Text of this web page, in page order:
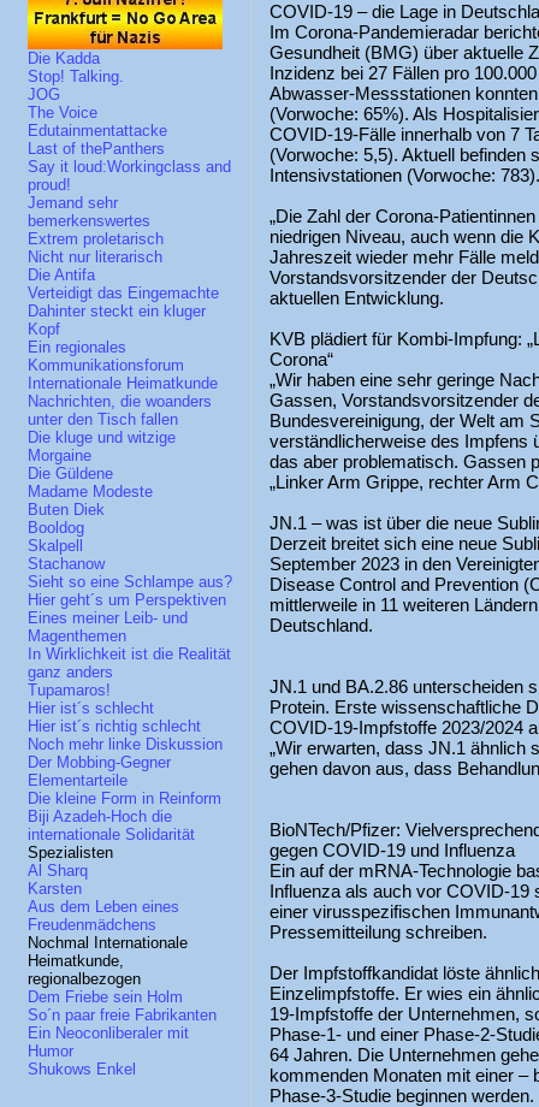
Die Kadda
Stop! Talking.
JOG
The Voice
Edutainmentattacke
Last of thePanthers
Say it loud:Workingclass and
proud!
Jemand sehr
bemerkenswertes
Extrem proletarisch
Nicht nur literarisch
Die Antifa
Verteidigt das Eingemachte
Dahinter steckt ein kluger
Kopf
Ein regionales
Kommunikationsforum
Internationale Heimatkunde
Nachrichten, die woanders
unter den Tisch fallen
Die kluge und witzige
Morgaine
Die Güldene
Madame Modeste
Buten Diek
Booldog
Skalpell
Stachanow
Sieht so eine Schlampe aus?
Hier geht´s um Perspektiven
Eines meiner Leib- und
Magenthemen
In Wirklichkeit ist die Realität
ganz anders
Tupamaros!
Hier ist´s schlecht
Hier ist´s richtig schlecht
Noch mehr linke Diskussion
Der Mobbing-Gegner
Elementarteile
Die kleine Form in Reinform
Biji Azadeh-Hoch die
internationale Solidarität
Spezialisten
Al Sharq
Karsten
Aus dem Leben eines
Freudenmädchens
Nochmal Internationale
Heimatkunde,
regionalbezogen
Dem Friebe sein Holm
So´n paar freie Fabrikanten
Ein Neoconliberaler mit
Humor
Shukows Enkel
COVID-19 – die Lage in
Im Corona-Pandemieradar
Gesundheit (BMG) über aktuelle
Inzidenz bei 27 Fällen pro
Abwasser-Messstationen
(Vorwoche: 65%). Als
COVID⁠-⁠19-Fälle innerhalb von 7
(Vorwoche: 5,5). Aktuell befinden
Intensivstationen (Vorwoche: 783).
„Die Zahl der Corona-
niedrigen Niveau, auch wenn die
Jahreszeit wieder mehr Fälle
Vorstandsvorsitzender der
aktuellen Entwicklung.
KVB plädiert für Kombi-Impfung:
Corona“
„Wir haben eine sehr geringe
Gassen, Vorstandsvorsitzender
Bundesvereinigung, der Welt am
verständlicherweise des Impfens
das aber problematisch. Gassen
„Linker Arm Grippe, rechter Arm
JN.1 – was ist über die neue
Derzeit breitet sich eine neue
September 2023 in den
Disease Control and Prevention
mittlerweile in 11 weiteren
Deutschland.
JN.1 und BA.2.86 unterscheiden
Protein. Erste wissenschaftliche
COVID-19-Impfstoffe 2023/2024
„Wir erwarten, dass JN.1 ähnlich
gehen davon aus, dass
BioNTech/Pfizer:
gegen COVID-19 und Influenza
Ein auf der mRNA-Technologie
Influenza als auch vor COVID-19
einer virusspezifischen
Pressemitteilung schreiben.
Der Impfstoffkandidat löste
Einzelimpfstoffe. Er wies ein
19-Impfstoffe der Unternehmen,
Phase-1- und einer Phase-2-
64 Jahren. Die Unternehmen
kommenden Monaten mit einer –
Phase-3-Studie beginnen werden.